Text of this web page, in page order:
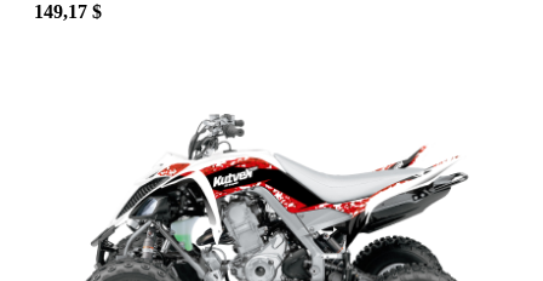
149,17 $